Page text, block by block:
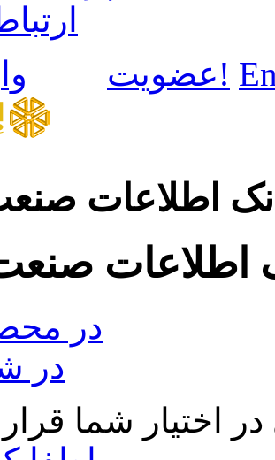
عضویتوارد شوید!
اطلاعات
اطلاعات
در
در